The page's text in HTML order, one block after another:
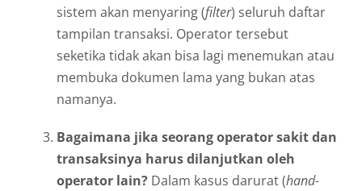
sistem akan menyaring (filter) seluruh daftar
tampilan transaksi. Operator tersebut
seketika tidak akan bisa lagi menemukan atau
membuka dokumen lama yang bukan atas
namanya.
Bagaimana jika seorang operator sakit dan
transaksinya harus dilanjutkan oleh
operator lain? Dalam kasus darurat (hand-